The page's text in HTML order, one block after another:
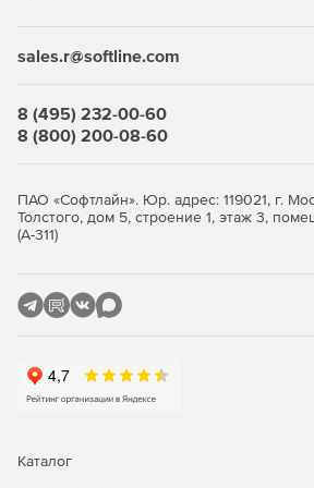
нужны, и не переплачивает за
использовать.
Если необходимо обеспечить
управление защитой рабочих станций,
лицензирование Центра управления
нескольких компьютеров, до
администрирование защиты файловых
серверов приложений (включая
sales.r@softline.com
8 (495) 232-00-60
8 (800) 200-08-60
ПАО «Софтлайн». Юр. адрес: 119021, г.
Толстого, дом 5, строение 1, этаж 3,
(А-311)
Каталог